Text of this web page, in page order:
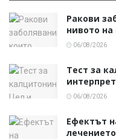
Ракови
нивото
06/08/2026
Тест за
06/08/2026
Ефектът